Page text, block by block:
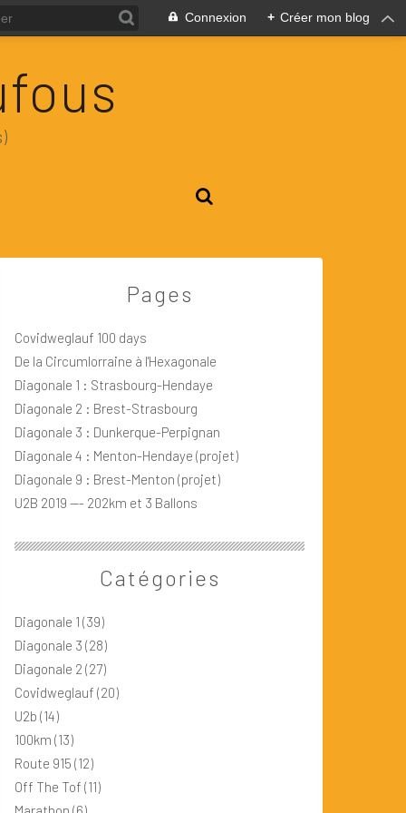
Connexion + Créer mon blog
Catégories
Diagonale 1 (39)
Diagonale 3 (28)
Diagonale 2 (27)
Covidweglauf (20)
U2b (14)
100km (13)
Route 915 (12)
Off The Tof (11)
Pages
Covidweglauf 100 days
De la Circumlorraine à l'Hexagonale
Diagonale 1 : Strasbourg-Hendaye
Diagonale 2 : Brest-Strasbourg
Diagonale 3 : Dunkerque-Perpignan
Diagonale 4 : Menton-Hendaye (projet)
Diagonale 9 : Brest-Menton (projet)
U2B 2019 --- 202km et 3 Ballons